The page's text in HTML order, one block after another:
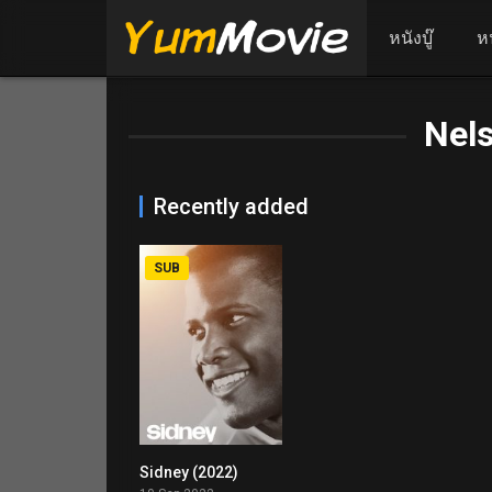
หนังบู๊ ห
Recently added
SUB
Sidney (2022)